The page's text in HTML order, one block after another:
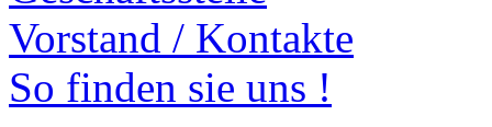
Vorstand / Kontakte
So finden sie uns !